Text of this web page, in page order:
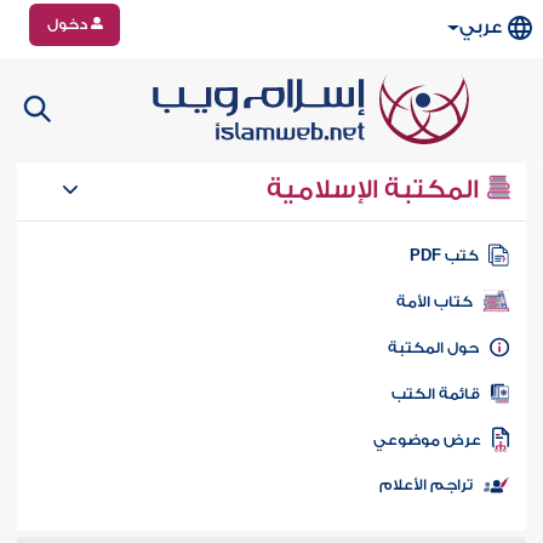
عربي دخول
المكتبة الإسلامية
كتب PDF
كتاب الأمة
المكتبة
الكتب
موضوعي